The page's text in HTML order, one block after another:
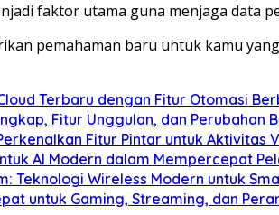
faktor utama guna menjaga data
pemahaman baru untuk kamu
Terbaru dengan Fitur Otomasi
Fitur Unggulan, dan Perubahan
Fitur Pintar untuk Aktivitas
AI Modern dalam Mempercepat
Teknologi Wireless Modern untuk
untuk Gaming, Streaming, dan